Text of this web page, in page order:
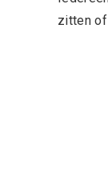
zitten